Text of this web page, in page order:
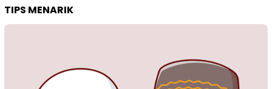
TIPS MENARIK